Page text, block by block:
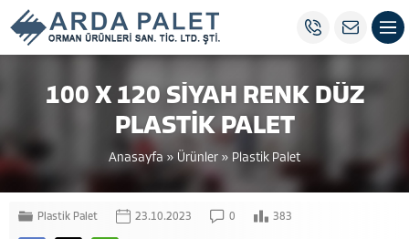
100 X 120 SİYAH RENK DÜZ
PLASTİK PALET
Anasayfa» Ürünler » Plastik Palet
Plastik Palet 23.10.2023 0 383